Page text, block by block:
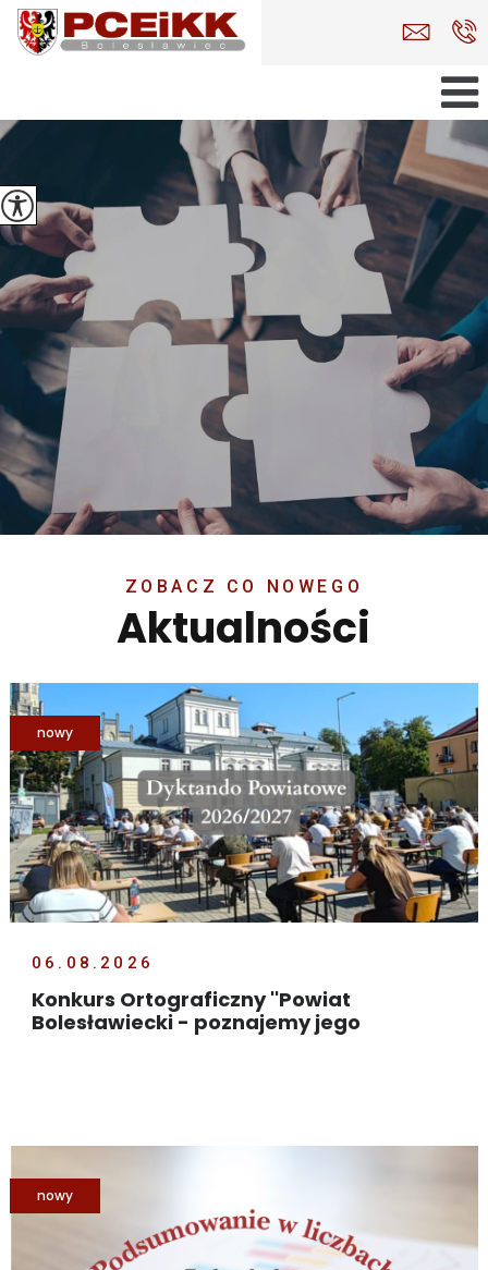
Aktualności
nowy
06.08.2026
Konkurs Ortograficzny ''Powiat
Bolesławiecki - poznajemy jego
nowy